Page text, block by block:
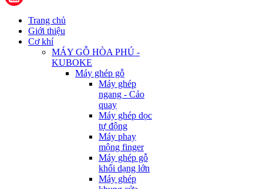
Trang chủ
Giới thiệu
Cơ khí
MÁY GỖ HÒA PHÚ -
KUBOKE
Máy ghép gỗ
Máy ghép
ngang - Cảo
quay
Máy ghép dọc
tự động
Máy phay
mộng finger
Máy ghép gỗ
khối dạng lớn
Máy ghép